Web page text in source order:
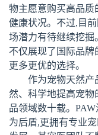
物主愿意购买高品质
健康状况。不过,目
场潜力有待继续挖掘
不仅展现了国际品牌
更多更优的选择。
作为宠物天然产
然、科学地提高宠物
品领域数十载。
为后盾,更拥有专业